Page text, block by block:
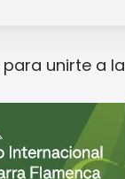
para unirte a la